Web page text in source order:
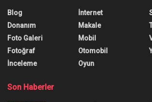
Blog
Donanım
Foto Galeri
Fotoğraf
İnceleme
İnternet
Makale
Mobil
Otomobil
Oyun
Son Haberler